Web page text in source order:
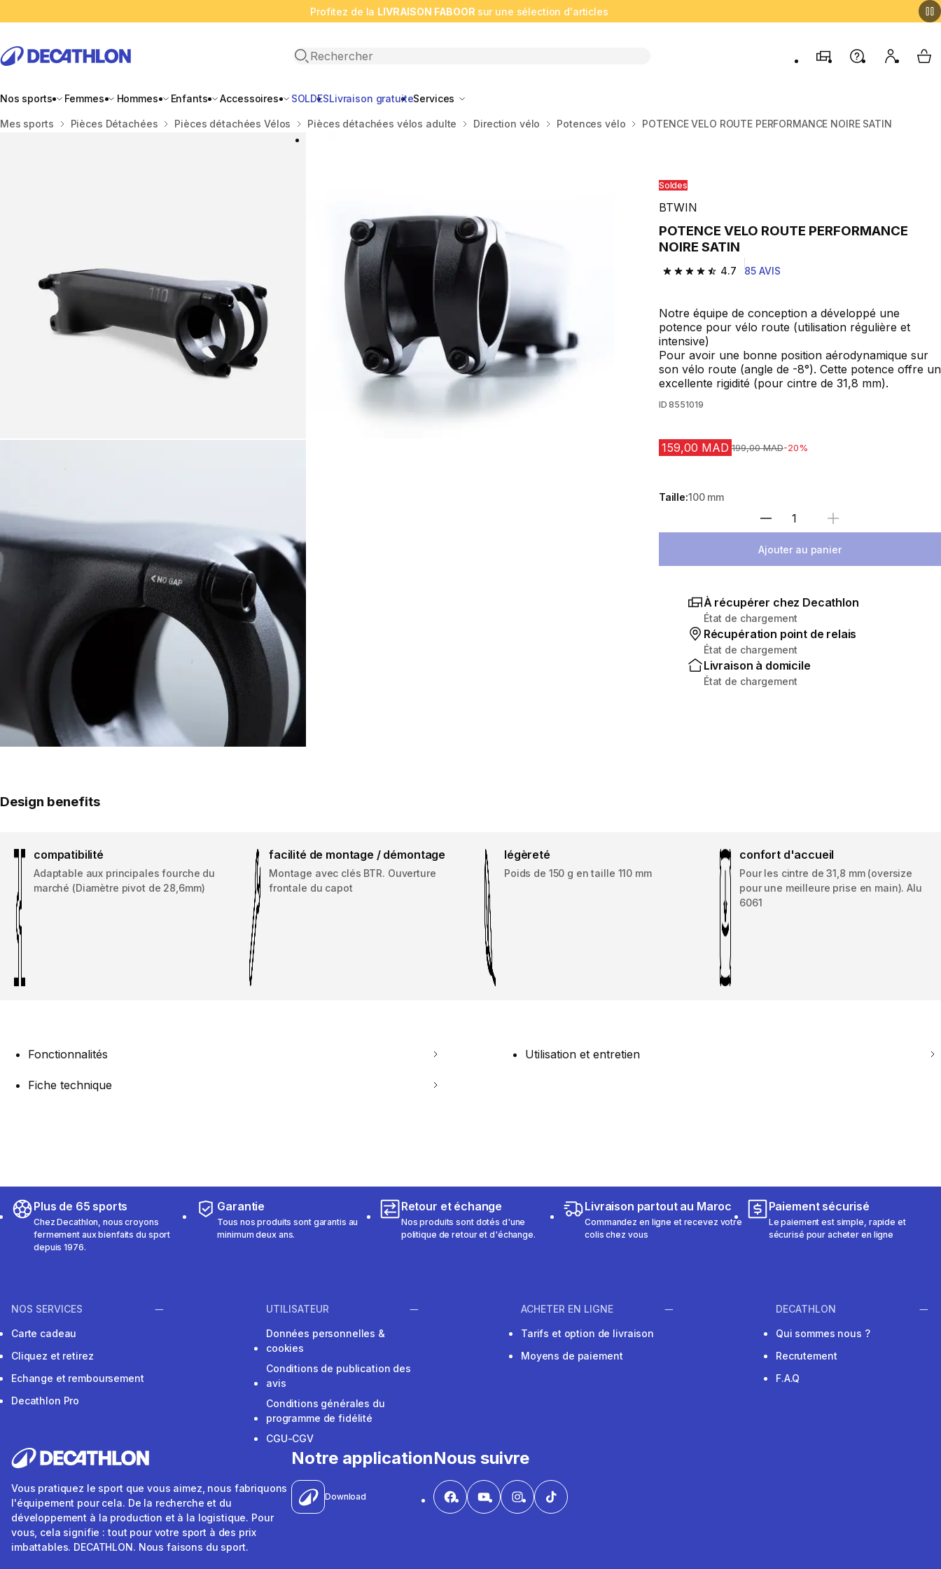
Profitez de la LIVRAISON FABOOR sur une sélection d'articles
Open search
MagasinsAide Mon My
Nos sports Femmes Hommes Enfants Accessoires SOLDESLivraison gratuiteServices
Accueil
Mes sports Pièces Détachées Pièces détachées Vélos Pièces détachées vélos adulte Direction vélo Potences vélo POTENCE VELO ROUTE PERFORMANCE NOIRE SATIN
Soldes
BTWIN
POTENCE VELO ROUTE PERFORMANCE
NOIRE SATIN
4.7
4.7 out of 5 stars from 85 reviews
85 AVIS
Notre équipe de conception a développé une
potence pour vélo route (utilisation régulière et
intensive)
Pour avoir une bonne position aérodynamique sur
son vélo route (angle de -8°). Cette potence offre un
excellente rigidité (pour cintre de 31,8 mm).
ID 8551019
159,00 MAD Prix avant la réduction
199,00 MAD-20%
Taille:100 mm
Sélectionnez la quantité
Ajouter au panier
À récupérer chez Decathlon
État de chargement
Récupération point de relais
État de chargement
Livraison à domicile
État de chargement
Design benefits
compatibilité
Adaptable aux principales fourche du
marché (Diamètre pivot de 28,6mm)
facilité de montage / démontage
Montage avec clés BTR. Ouverture
frontale du capot
légèreté
Poids de 150 g en taille 110 mm
confort d'accueil
Pour les cintre de 31,8 mm (oversize
pour une meilleure prise en main). Alu
6061
Fonctionnalités Utilisation et entretien
Fiche technique
Plus de 65 sports
Chez Decathlon, nous croyons
fermement aux bienfaits du sport
depuis 1976.
Garantie
Tous nos produits sont garantis au
minimum deux ans.
Retour et échange
Nos produits sont dotés d'une
politique de retour et d'échange.
Livraison partout au Maroc
Commandez en ligne et recevez votre
colis chez vous
Paiement sécurisé
Le paiement est simple, rapide et
sécurisé pour acheter en ligne
NOS SERVICES
Carte cadeau
Cliquez et retirez
Echange et remboursement
Decathlon Pro
UTILISATEUR
Données personnelles &
cookies
Conditions de publication des
avis
Conditions générales du
programme de fidélité
CGU-CGV
ACHETER EN LIGNE
Tarifs et option de livraison
Moyens de paiement
DECATHLON
Qui sommes nous ?
Recrutement
F.A.Q
Vous pratiquez le sport que vous aimez, nous fabriquons
l'équipement pour cela. De la recherche et du
développement à la production et à la logistique. Pour
vous, cela signifie : tout pour votre sport à des prix
imbattables. DECATHLON. Nous faisons du sport.
Notre application
Download
Nous suivre